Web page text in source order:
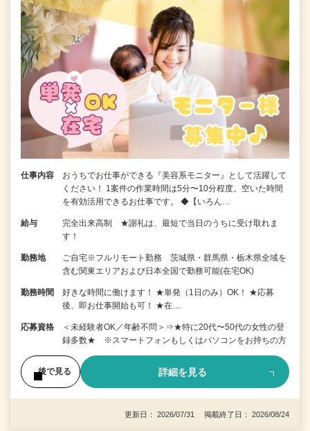
仕事内容
おうちでお仕事ができる『美容系モニター』として活躍して
ください！ 1案件の作業時間は5分〜10分程度。空いた時間
を有効活用できるお仕事です。 ◆【いろん…
給与
完全出来高制 ★謝礼は、最短で当日のうちに受け取れま
す！
勤務地
ご自宅※フルリモート勤務 茨城県・群馬県・栃木県全域を
含む関東エリアおよび日本全国で勤務可能(在宅OK)
勤務時間
好きな時間に働けます！ ★単発（1日のみ）OK！ ★応募
後、即お仕事開始も可！ ★在…
応募資格
＜未経験者OK／年齢不問＞⇒★特に20代〜50代の女性の登
録多数★ ※スマートフォンもしくはパソコンをお持ちの方
後で見る 詳細を見る
更新日： 2026/07/31 掲載終了日： 2026/08/24